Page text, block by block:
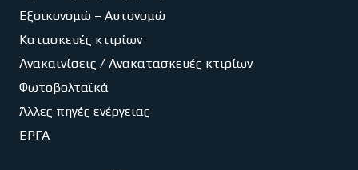
Εξοικονομώ – Αυτονομώ
Κατασκευές κτιρίων
Ανακαινίσεις / Ανακατασκευές κτιρίων
Φωτοβολταϊκά
Άλλες πηγές ενέργειας
ΕΡΓΑ